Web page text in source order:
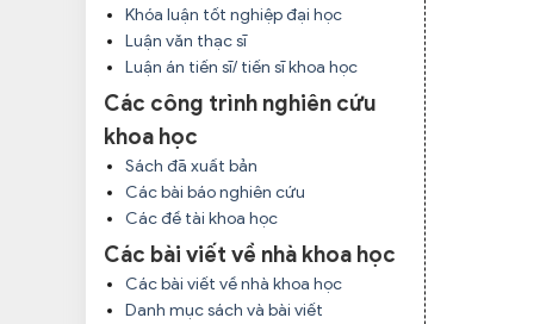
Khóa luận tốt nghiệp đại học
Luận văn thạc sĩ
Luận án tiến sĩ/ tiến sĩ khoa học
Các công trình nghiên cứu
khoa học
Sách đã xuất bản
Các bài báo nghiên cứu
Các đề tài khoa học
Các bài viết về nhà khoa học
Các bài viết về nhà khoa học
Danh mục sách và bài viết